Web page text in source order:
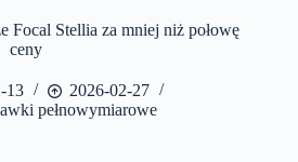
Focal Stellia za mniej niż połowę
ceny
13
2026-02-27
pełnowymiarowe